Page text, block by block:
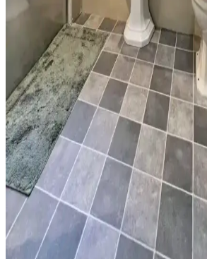
Banyo duvar boyası seçimi, renk ve donanım
atmosferini belirler. Mavi-gri, yeşil ve nötr
bir ortam sağlar. Siyah donanımlar mekan
Küçük Yarım Banyoda
Yenileme: Tasarım ve Maliyet
30 yıl sonra küçük bir yarım banyoda
desenli duvar kağıdı ve uygun malzeme
işlevselliği artırdı. Maliyetler ve detaylar
Kiralık Banyoda Dekorasyon ve
Zemin ve Fayans Seçiminde
Gerekenler
Kiralık banyolarda boya, fayans ve zemin
dayanıklılık, estetik ve ev sahibi onayı ön
pratik ve uyumlu dekorasyon önerileri sunar.